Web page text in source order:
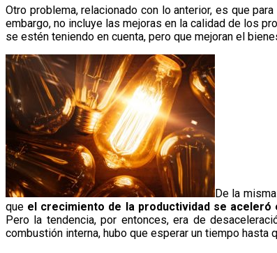
Otro problema, relacionado con lo anterior, es que
embargo, no incluye las mejoras en la calidad de los
se estén teniendo en cuenta, pero que mejoran el
De la
que el crecimiento de la productividad se
Pero la tendencia, por entonces, era de
combustión interna, hubo que esperar un tiempo